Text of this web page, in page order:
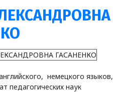
немецкого языков,
педагогических наук